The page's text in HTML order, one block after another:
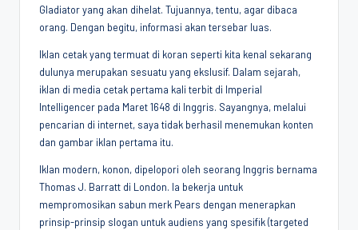
Gladiator yang akan dihelat. Tujuannya, tentu, agar dibaca
orang. Dengan begitu, informasi akan tersebar luas.
Iklan cetak yang termuat di koran seperti kita kenal sekarang
dulunya merupakan sesuatu yang ekslusif. Dalam sejarah,
iklan di media cetak pertama kali terbit di Imperial
Intelligencer pada Maret 1648 di Inggris. Sayangnya, melalui
pencarian di internet, saya tidak berhasil menemukan konten
dan gambar iklan pertama itu.
Iklan modern, konon, dipelopori oleh seorang Inggris bernama
Thomas J. Barratt di London. Ia bekerja untuk
mempromosikan sabun merk Pears dengan menerapkan
prinsip-prinsip slogan untuk audiens yang spesifik (targeted